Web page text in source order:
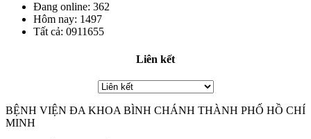
Đang online: 362
Hôm nay: 1497
Tất cả: 0911655
Liên kết
BỆNH VIỆN ĐA KHOA BÌNH CHÁNH THÀNH PHỐ HỒ CHÍ
MINH